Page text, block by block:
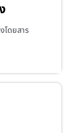
โดยสาร